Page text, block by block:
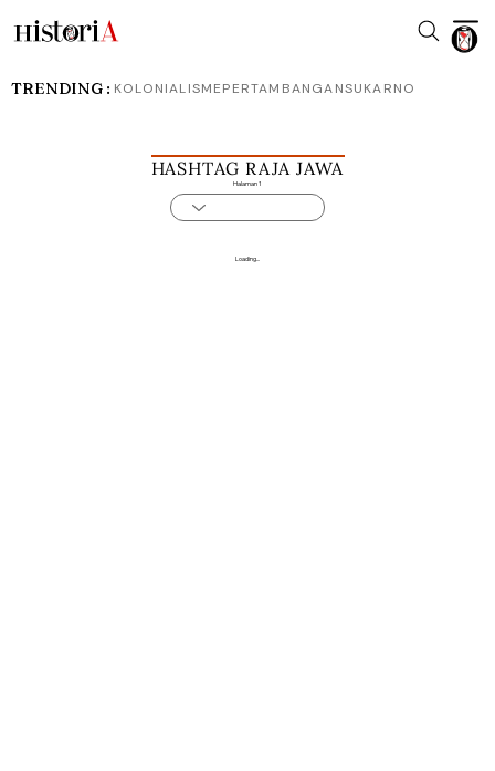
HASHTAG RAJA JAWA
Halaman 1
Loading...
TRENDING : KOLONIALISMEPERTAMBANGANSUKARNO